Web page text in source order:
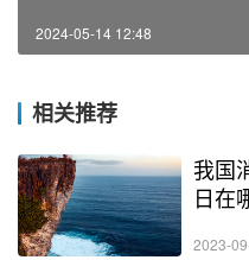
2024-05-14 12:48
相关推荐
我国
日在
2023-